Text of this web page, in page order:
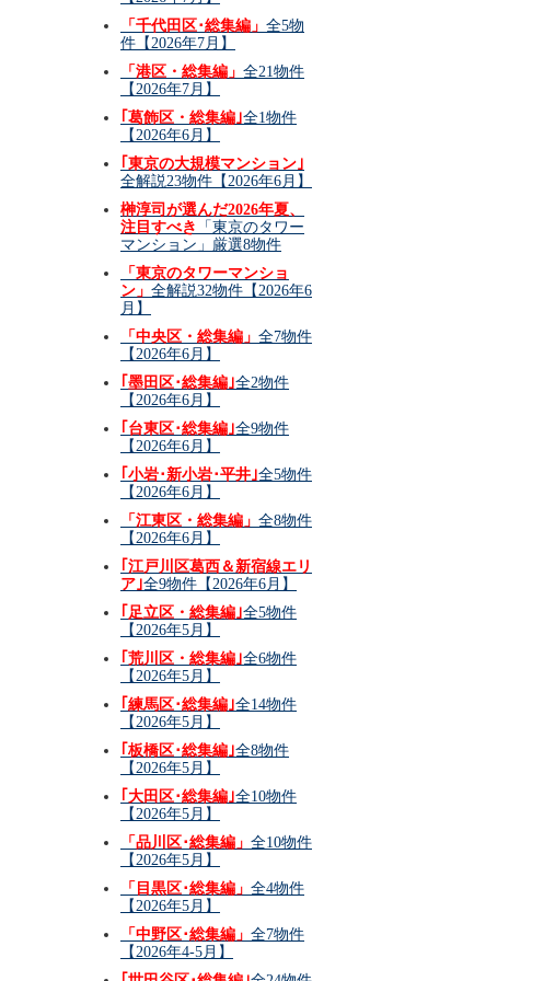
「千代田区･総集編」 全5物
件【2026年7月】
「港区・総集編」 全21物件
【2026年7月】
｢葛飾区・総集編｣全1物件
【2026年6月】
｢東京の大規模マンション｣
全解説23物件【2026年6月】
榊淳司が選んだ2026年夏、
注目すべき
「東京のタワー
マンション」厳選8物件
「東京のタワーマンショ
ン」 全解説32物件【2026年6
月】
「中央区・総集編」 全7物件
【2026年6月】
｢墨田区･総集編｣全2物件
【2026年6月】
｢台東区･総集編｣全9物件
【2026年6月】
｢小岩･新小岩･平井｣全5物件
【2026年6月】
「江東区・総集編」 全8物件
【2026年6月】
｢江戸川区葛西＆新宿線エリ
ア｣全9物件【2026年6月】
｢足立区・総集編｣全5物件
【2026年5月】
｢荒川区・総集編｣全6物件
【2026年5月】
｢練馬区･総集編｣全14物件
【2026年5月】
｢板橋区･総集編｣全8物件
【2026年5月】
｢大田区･総集編｣全10物件
【2026年5月】
「品川区･総集編」 全10物件
【2026年5月】
「目黒区･総集編」 全4物件
【2026年5月】
「中野区･総集編」 全7物件
【2026年4-5月】